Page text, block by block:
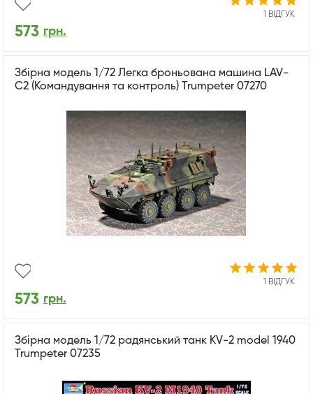
1 ВІДГУК
573 грн.
Збірна модель 1/72 Легка броньована машина LAV-
C2 (Командування та контроль) Trumpeter 07270
1 ВІДГУК
573 грн.
Збірна модель 1/72 радянський танк KV-2 model 1940
Trumpeter 07235